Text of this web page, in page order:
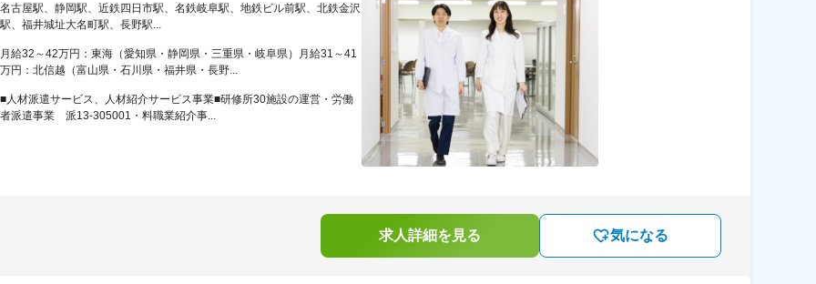
名古屋駅、静岡駅、近鉄四日市駅、名鉄岐阜駅、地鉄ビル前駅、北鉄金沢
駅、福井城址大名町駅、長野駅...
月給32～42万円：東海（愛知県・静岡県・三重県・岐阜県）月給31～41
万円：北信越（富山県・石川県・福井県・長野...
■人材派遣サービス、人材紹介サービス事業■研修所30施設の運営・労働
者派遣事業 派13-305001・料職業紹介事...
求人詳細を見る 気になる